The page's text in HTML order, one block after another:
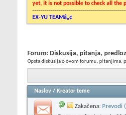
yet, it is not possible to check all the
EX-YU TEAMâ„¢
Forum: Diskusija, pitanja,
Opsta diskusija o ovom forumu, pitanjima,
Naslov / Kreator teme
Zakačena: Prevodi